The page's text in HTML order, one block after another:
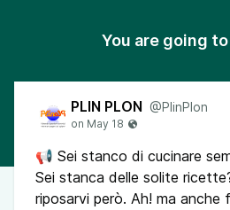
You are going
PLIN PLON @PlinPlon
📢 Sei stanco di cucinare
Sei stanca delle solite
riposarvi però. Ah! ma anche